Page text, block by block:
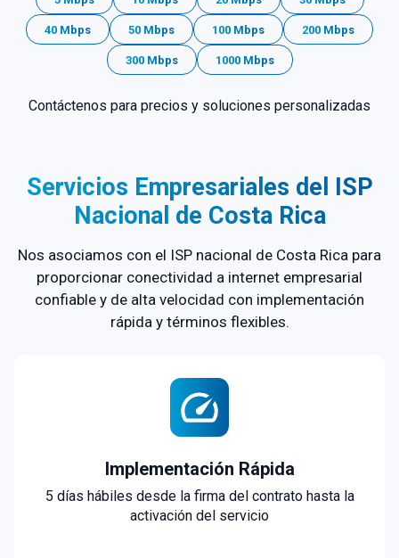
40 Mbps 50 Mbps 100 Mbps 200 Mbps
300 Mbps 1000 Mbps
Contáctenos para precios y soluciones personalizadas
Servicios Empresariales del ISP
Nacional de Costa Rica
Nos asociamos con el ISP nacional de Costa Rica para
proporcionar conectividad a internet empresarial
confiable y de alta velocidad con implementación
rápida y términos flexibles.
Implementación Rápida
5 días hábiles desde la firma del contrato hasta la
activación del servicio